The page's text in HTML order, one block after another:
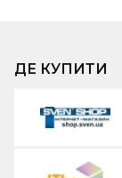
ДЕ КУПИТИ